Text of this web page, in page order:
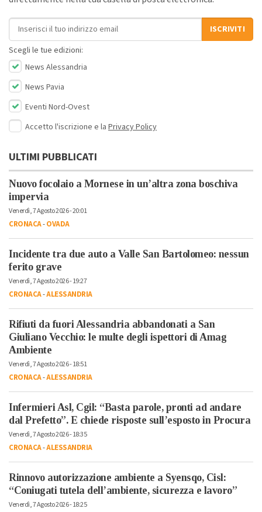
Indirizzo email
ISCRIVITI
Scegli le tue edizioni:
News Alessandria
News Pavia
Eventi Nord-Ovest
Accetto l'iscrizione e la Privacy Policy
ULTIMI PUBBLICATI
Nuovo focolaio a Mornese in un’altra zona boschiva
impervia
Venerdì, 7 Agosto 2026 - 20:01
CRONACA-OVADA
Incidente tra due auto a Valle San Bartolomeo: nessun
ferito grave
Venerdì, 7 Agosto 2026 - 19:27
CRONACA-ALESSANDRIA
Rifiuti da fuori Alessandria abbandonati a San
Giuliano Vecchio: le multe degli ispettori di Amag
Ambiente
Venerdì, 7 Agosto 2026 - 18:51
CRONACA-ALESSANDRIA
Infermieri Asl, Cgil: “Basta parole, pronti ad andare
dal Prefetto”. E chiede risposte sull’esposto in Procura
Venerdì, 7 Agosto 2026 - 18:35
CRONACA-ALESSANDRIA
Rinnovo autorizzazione ambiente a Syensqo, Cisl:
“Coniugati tutela dell’ambiente, sicurezza e lavoro”
Venerdì, 7 Agosto 2026 - 18:25